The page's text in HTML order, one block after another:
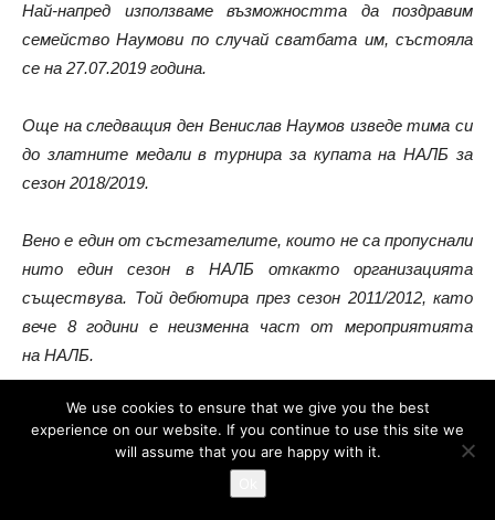
Най-напред използваме възможността да поздравим
семейство Наумови по случай сватбата им, състояла
се на 27.07.2019 година.
Още на следващия ден Венислав Наумов изведе тима си
до златните медали в турнира за купата на НАЛБ за
сезон 2018/2019.
Вено е един от състезателите, които не са пропуснали
нито един сезон в НАЛБ откакто организацията
съществува. Той дебютира през сезон 2011/2012, като
вече 8 години е неизменна част от мероприятията
на НАЛБ.
През годините той се превърна и в истински еталон за
спортсменско поведение.
А ето, че след 8 години и 175 мача в НАЛБ напълно
We use cookies to ensure that we give you the best
experience on our website. If you continue to use this site we
will assume that you are happy with it.